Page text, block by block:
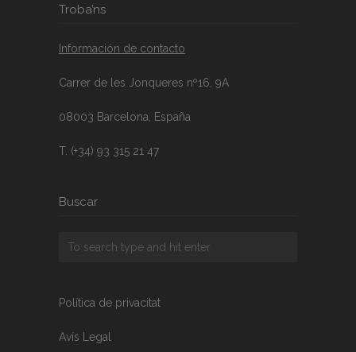
Troba’ns
Información de contacto
Carrer de les Jonqueres nº16, 9A
08003 Barcelona, España
T. (+34) 93 315 21 47
Buscar
Política de privacitat
Avís Legal